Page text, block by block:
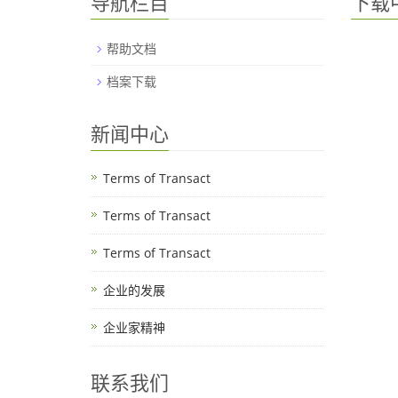
帮助文档
档案下载
新闻中心
Terms of Transact
Terms of Transact
Terms of Transact
企业的发展
企业家精神
联系我们